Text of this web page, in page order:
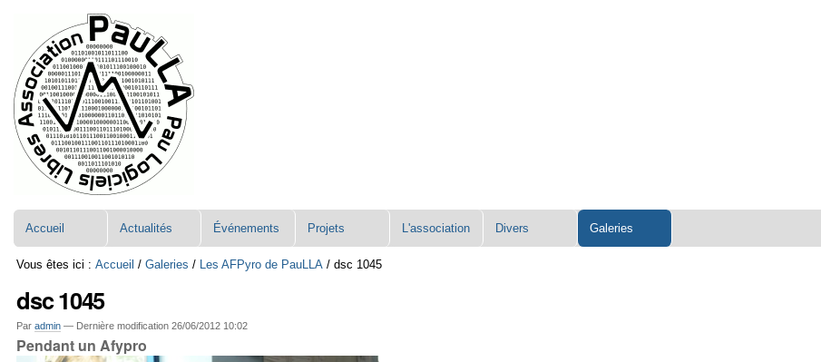
contenu.
Aller
à
la
navigation
Accueil Actualités Événements Projets L'association Divers Galeries
Vous êtes ici : Accueil /Galeries / Les AFPyro de PauLLA /dsc 1045
dsc 1045
Paradmin — Dernière modification 26/06/2012 10:02
Pendant un Afypro